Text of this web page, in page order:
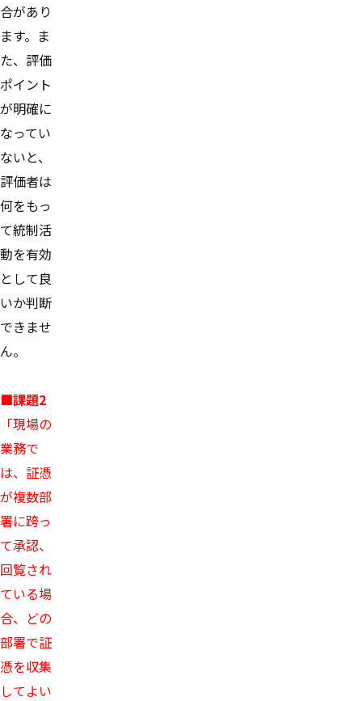
合があり
ます。ま
た、評価
ポイント
が明確に
なってい
ないと、
評価者は
何をもっ
て統制活
動を有効
として良
いか判断
できませ
ん。
■課題2
「現場の
業務で
は、証憑
が複数部
署に跨っ
て承認、
回覧され
ている場
合、どの
部署で証
憑を収集
してよい